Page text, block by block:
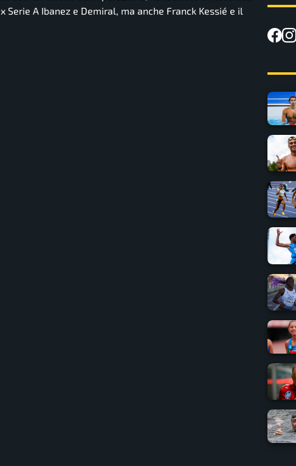
A Ibanez e Demiral, ma anche Franck Kessié e il